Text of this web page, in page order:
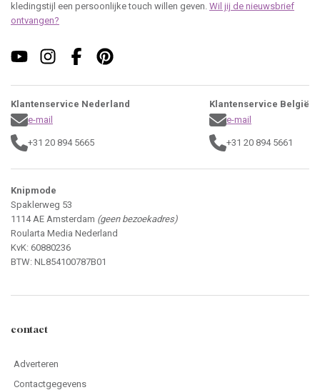
kledingstijl een persoonlijke touch willen geven. Wil jij de nieuwsbrief
ontvangen?
Klantenservice Nederland
e-mail
+31 20 894 5665
Klantenservice België
e-mail
+31 20 894 5661
Knipmode
Spaklerweg 53
1114 AE Amsterdam (geen bezoekadres)
Roularta Media Nederland
KvK: 60880236
BTW: NL854100787B01
contact
Adverteren
Contactgegevens